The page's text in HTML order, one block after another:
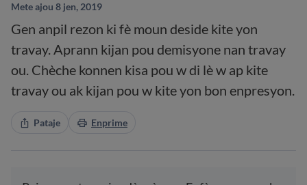
Mete ajou 8 jen, 2019
Gen anpil rezon ki fè moun deside kite yon
travay. Aprann kijan pou demisyone nan travay
ou. Chèche konnen kisa pou w di lè w ap kite
travay ou ak kijan pou w kite yon bon enpresyon.
Pataje Enprime